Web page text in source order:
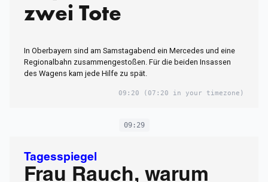
zwei Tote
In Oberbayern sind am Samstagabend ein Mercedes und eine
Regionalbahn zusammengestoßen. Für die beiden Insassen
des Wagens kam jede Hilfe zu spät.
09:20 (07:20 in your timezone)
09:29
Tagesspiegel
Frau Rauch, warum